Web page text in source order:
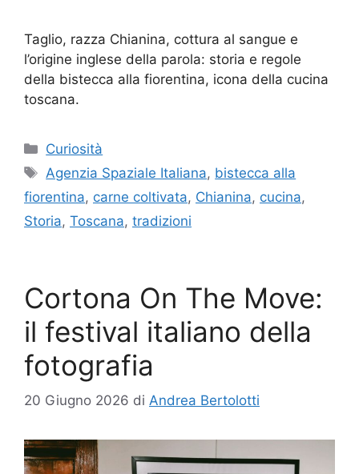
Taglio, razza Chianina, cottura al sangue e
l’origine inglese della parola: storia e regole
della bistecca alla fiorentina, icona della cucina
toscana.
Categorie
Curiosità
Tag
Agenzia Spaziale Italiana, bistecca alla
fiorentina, carne coltivata, Chianina, cucina,
Storia, Toscana, tradizioni
Cortona On The Move:
il festival italiano della
fotografia
20 Giugno 2026 di Andrea Bertolotti